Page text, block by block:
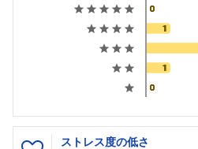
ストレス度の低さ